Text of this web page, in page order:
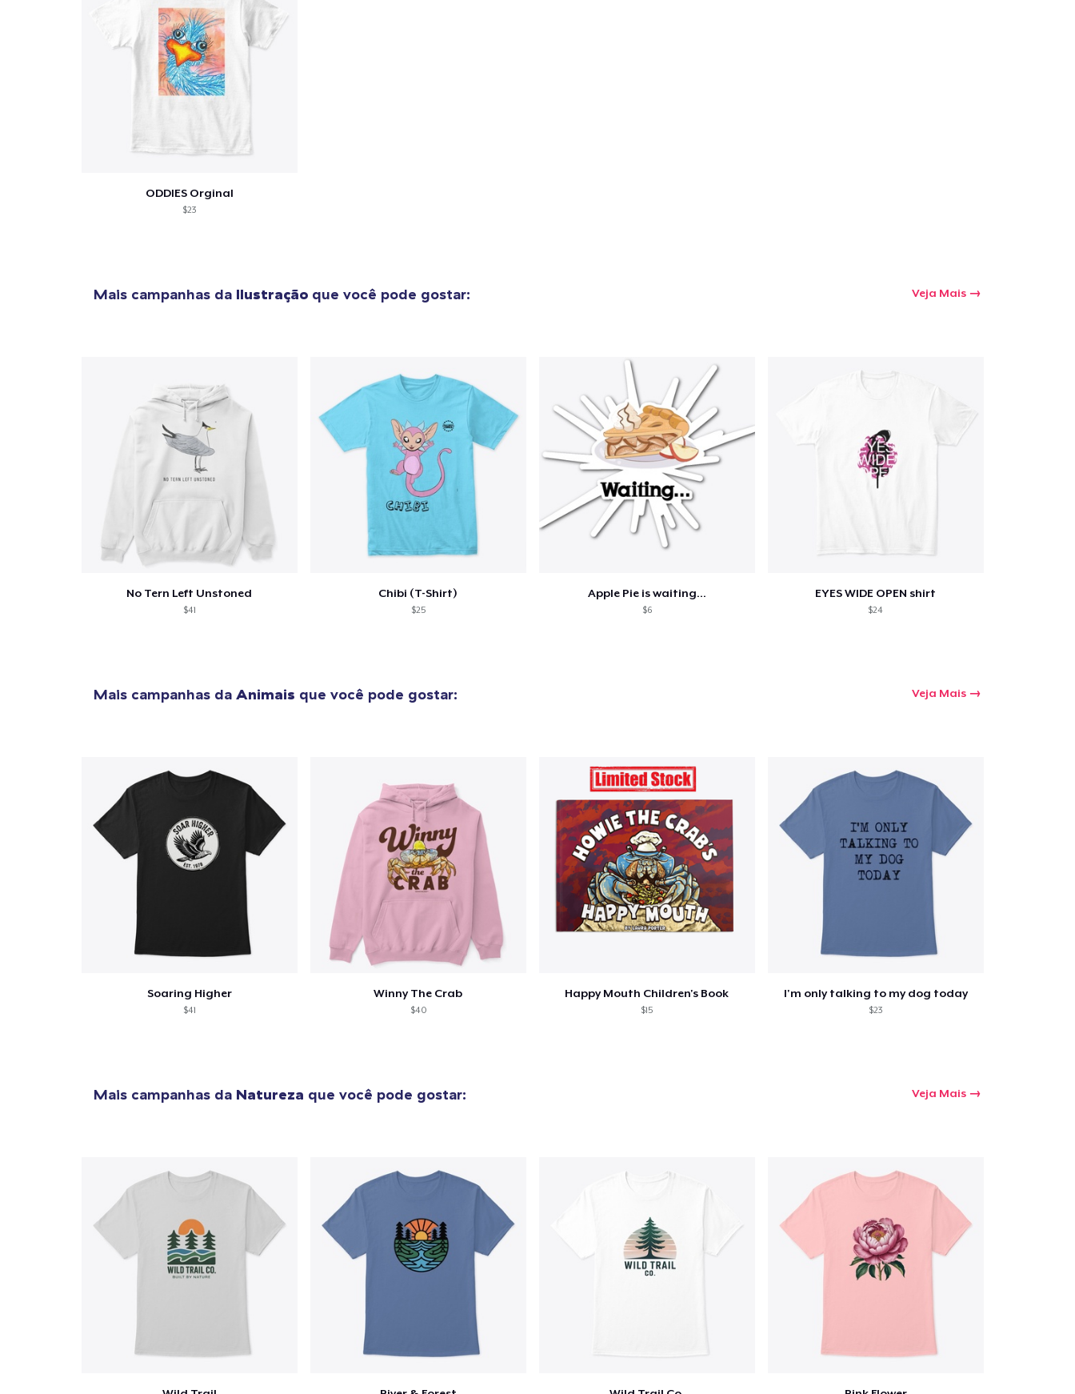
ODDIES Orginal
$23
Mais campanhas da Ilustração que você pode gostar: Veja Mais
No Tern Left Unstoned
$41
Chibi (T-Shirt)
$25
Apple Pie is waiting...
$6
EYES WIDE OPEN shirt
$24
Mais campanhas da Animais que você pode gostar: Veja Mais
Soaring Higher
$41
Winny The Crab
$40
Happy Mouth Children's Book
$15
I'm only talking to my dog today
$23
Mais campanhas da Natureza que você pode gostar: Veja Mais
Seguir para a Finalização da
Compra
Continuar Comprando
Toddler Classic Tee
US$ 21,99
Unisex Classic Pullover Hoodie
US$ 40,99
Kids Classic Pullover Hoodie
Women's Classic Tee
US$ 23,99
Heavy Tee
US$ 44,99
Kids Premium Tee
US$ 22,99
Baby Premium Onesie